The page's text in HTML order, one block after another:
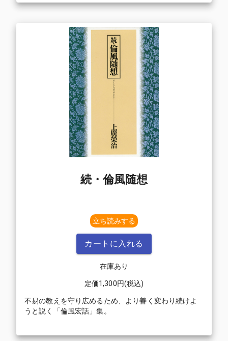
続・倫風随想
立ち読みする
カートに入れる
在庫あり
定価1,300円(税込)
不易の教えを守り広めるため、より善く変わり続けよ
うと説く「倫風宏話」集。